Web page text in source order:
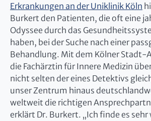
Erkrankungen an der Uniklinik Köln
Burkert den Patienten, die oft eine
Odyssee durch das
haben, bei der Suche nach einer
Behandlung. Mit dem Kölner Stadt-
die Fachärztin für Innere Medizin
nicht selten der eines Detektivs
unser Zentrum hinaus
weltweit die richtigen
erklärt Dr. Burkert. „Ich finde es sehr